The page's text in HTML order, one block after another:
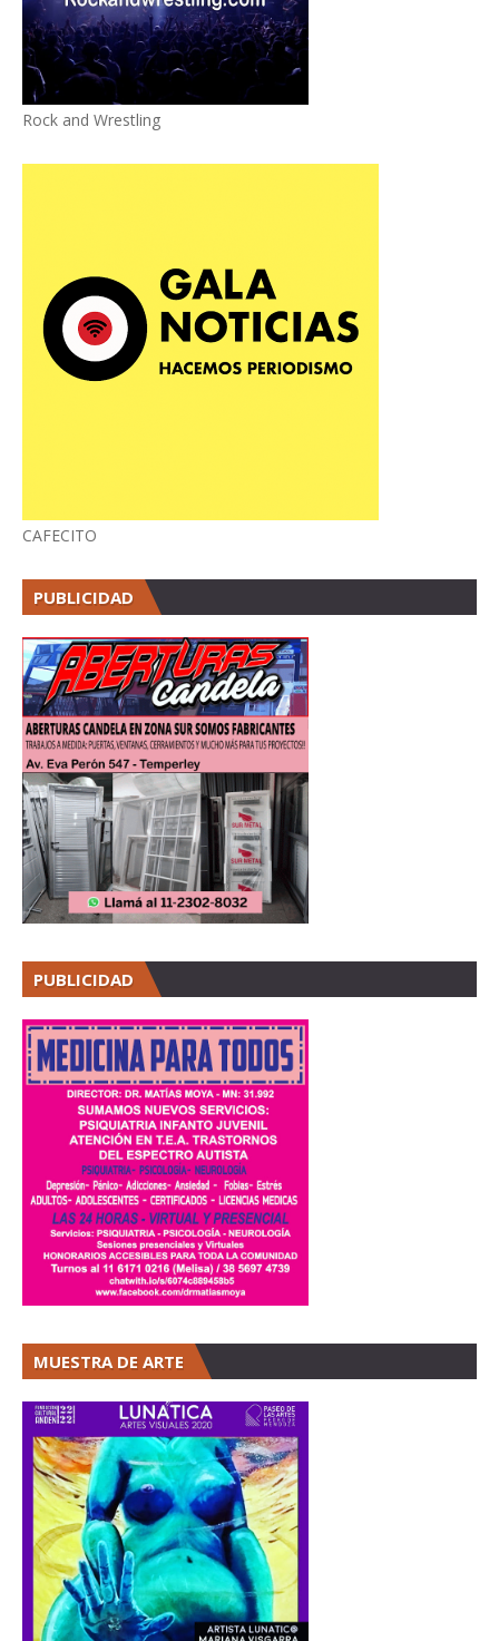
Rock and Wrestling
CAFECITO
PUBLICIDAD
PUBLICIDAD
MUESTRA DE ARTE